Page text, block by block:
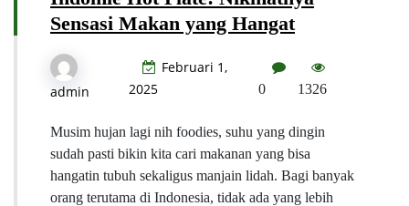
Sensasi Makan yang Hangat
admin
Februari 1,
2025
0 1326
Musim hujan lagi nih foodies, suhu yang dingin
sudah pasti bikin kita cari makanan yang bisa
hangatin tubuh sekaligus manjain lidah. Bagi banyak
orang terutama di Indonesia, tidak ada yang lebih